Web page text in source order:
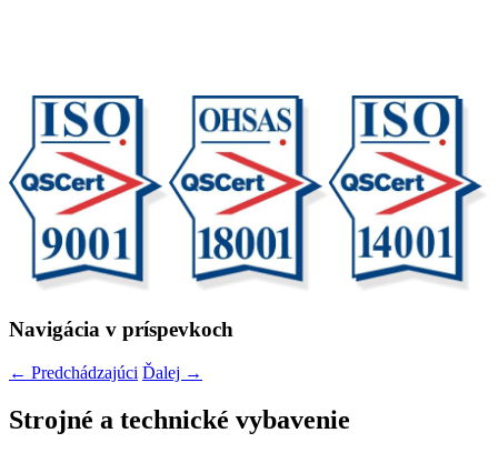
Navigácia v príspevkoch
← Predchádzajúci Ďalej →
Strojné a technické vybavenie